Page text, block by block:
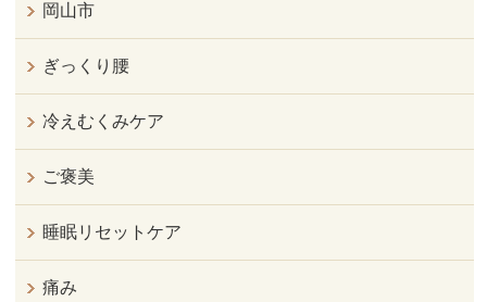
岡山市
ぎっくり腰
冷えむくみケア
ご褒美
睡眠リセットケア
痛み